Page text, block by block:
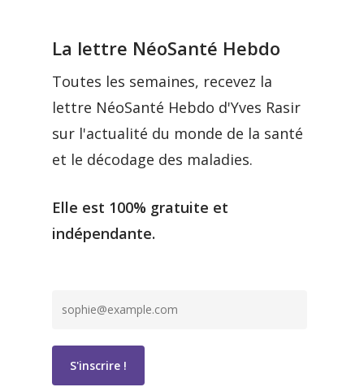
La lettre NéoSanté Hebdo
Toutes les semaines, recevez la
lettre NéoSanté Hebdo d'Yves Rasir
sur l'actualité du monde de la santé
et le décodage des maladies.
Elle est 100% gratuite et
indépendante.